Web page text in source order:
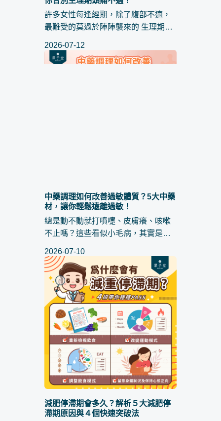
許多女性每逢經期，除了腹部不適，
最難受的莫過於陣陣襲來的 生理期頭
讓人心情煩躁，因此大家常問 ： 月經
頭痛怎麼辦 ？是否只能依賴止痛藥？
2026-07-12
中藥調理如何改善過敏體質？5大中藥
材，讓你輕鬆遠離過敏！
總是動不動就打噴嚏、皮膚癢、咳嗽
不止嗎？這些看似小毛病，其實是過
藥壓制，其實透過 中藥調理 ，從體
質根本改善，反而能更長久地減少發
作。中醫講求調和...
2026-07-10
減肥停滯期會多久？解析５大減肥停
滯期原因與４個快速突破法